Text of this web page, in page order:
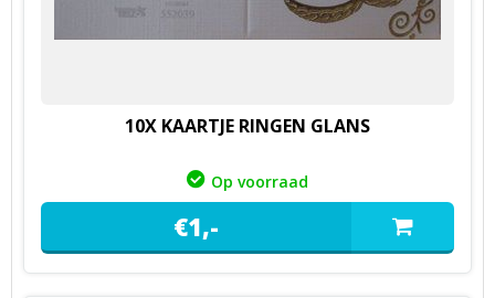
10X KAARTJE RINGEN GLANS
Op voorraad
€1,-